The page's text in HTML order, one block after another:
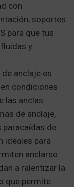
con
soportes
para que tus
y
anclaje es
condiciones
las anclas
de anclaje,
paracaídas de
ideales para
anclarse
a ralentizar la
que permite